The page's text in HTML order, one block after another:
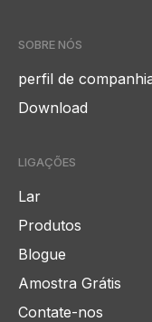
SOBRE NÓS
perfil de
Download
LIGAÇÕES
Lar
Produtos
Blogue
Amostra Grátis
Contate-nos